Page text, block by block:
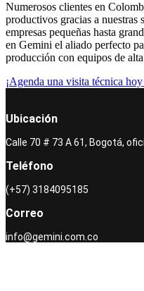
Numerosos clientes en
productivos gracias a nuestras
empresas pequeñas hasta
en Gemini el aliado perfecto
producción con equipos de
¡Agenda una visita técnica
Ubicación
Calle 70 # 73 A 61, Bogotá,
Teléfono
(+57) 3184095185
Correo
info@gemini.com.co